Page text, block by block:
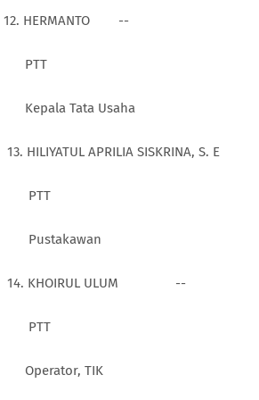
12. HERMANTO --
PTT
Kepala Tata Usaha
13. HILIYATUL APRILIA
PTT
Pustakawan
14. KHOIRUL ULUM --
PTT
Operator, TIK